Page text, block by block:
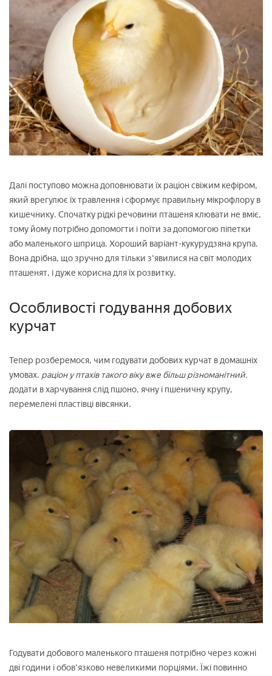
Далі поступово можна доповнювати їх раціон свіжим кефіром,
який врегулює їх травлення і сформує правильну мікрофлору в
кишечнику. Спочатку рідкі речовини пташеня клювати не вміє,
тому йому потрібно допомогти і поїти за допомогою піпетки
або маленького шприца. Хороший варіант-кукурудзяна крупа.
Вона дрібна, що зручно для тільки з'явилися на світ молодих
пташенят, і дуже корисна для їх розвитку.
Особливості годування добових
курчат
Тепер розберемося, чим годувати добових курчат в домашніх
умовах. раціон у птахів такого віку вже більш різноманітний.
додати в харчування слід пшоно, ячну і пшеничну крупу,
перемелені пластівці вівсянки.
Годувати добового маленького пташеня потрібно через кожні
дві години і обов'язково невеликими порціями. Їжі повинно